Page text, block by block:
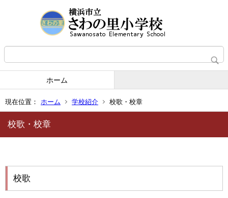
ホーム
現在位置： ホーム 学校紹介 校歌・校章
校歌・校章
校歌